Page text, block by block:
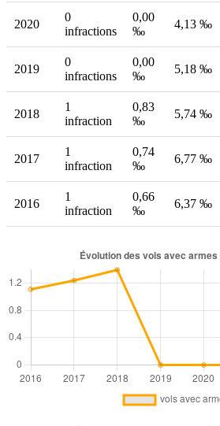
2020
0
infractions
0,00
‰
4,13 ‰
2019
0
infractions
0,00
‰
5,18 ‰
2018
1
infraction
0,83
‰
5,74 ‰
2017
1
infraction
0,74
‰
6,77 ‰
2016
1
infraction
0,66
‰
6,37 ‰